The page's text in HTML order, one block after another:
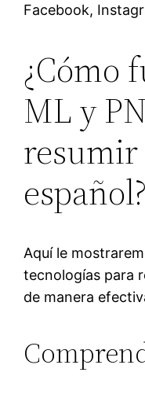
Facebook,
¿Cómo
ML y
español?
Aquí le
tecnologías para
de manera